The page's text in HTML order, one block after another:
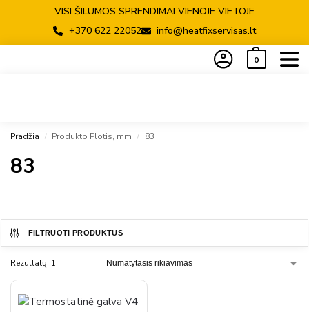
VISI ŠILUMOS SPRENDIMAI VIENOJE VIETOJE
+370 622 22052
info@heatfixservisas.lt
0
Pradžia / Produkto Plotis, mm / 83
83
FILTRUOTI PRODUKTUS
Rezultatų: 1